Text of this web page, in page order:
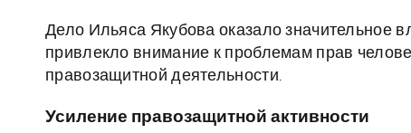
Дело Ильяса Якубова оказало значительное
привлекло внимание к проблемам прав
правозащитной деятельности.
Усиление правозащитной активности